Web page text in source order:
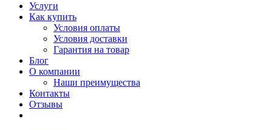
Услуги
Как купить
Условия оплаты
Условия доставки
Гарантия на товар
Блог
О компании
Наши преимущества
Контакты
Отзывы